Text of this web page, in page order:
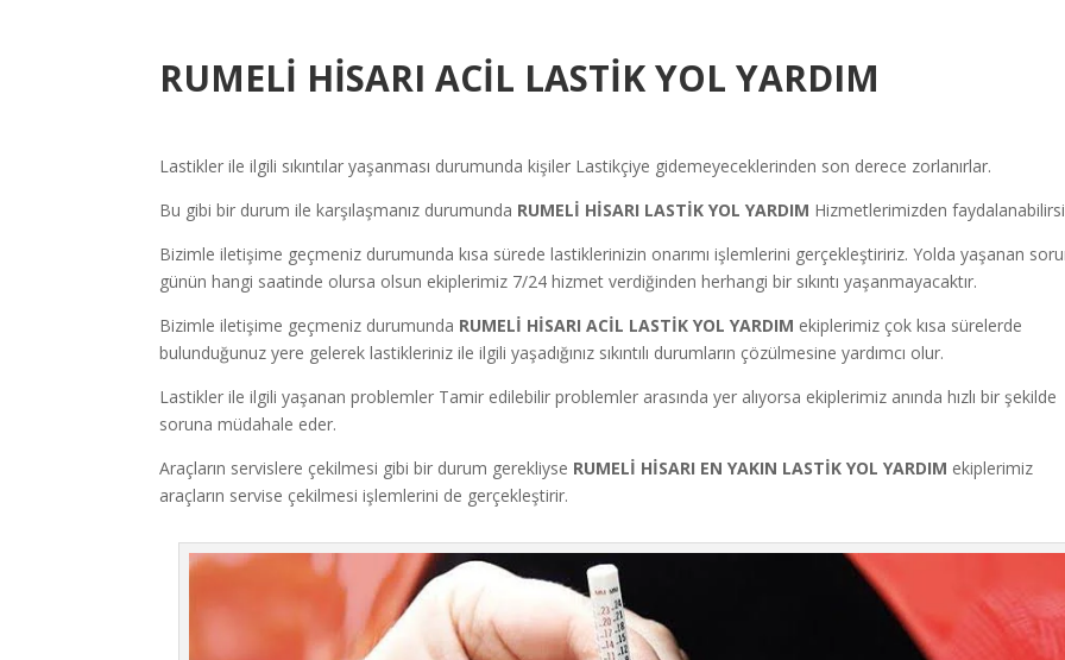
RUMELİ HİSARIACİL LASTİK YOL YARDIM
Lastikler ile ilgili sıkıntılar yaşanması durumunda kişiler Lastikçiye gidemeyeceklerinden son derece zorlanırlar.
Bu gibi bir durum ile karşılaşmanız durumunda RUMELİ HİSARI LASTİK YOL YARDIM Hizmetlerimizden
Bizimle iletişime geçmeniz durumunda kısa sürede lastiklerinizin onarımı işlemlerini gerçekleştiririz. Yolda yaşanan
günün hangi saatinde olursa olsun ekiplerimiz 7/24 hizmet verdiğinden herhangi bir sıkıntı yaşanmayacaktır.
Bizimle iletişime geçmeniz durumunda RUMELİ HİSARIACİL LASTİK YOL YARDIM ekiplerimiz çok kısa sürelerde
bulunduğunuz yere gelerek lastikleriniz ile ilgili yaşadığınız sıkıntılı durumların çözülmesine yardımcı olur.
Lastikler ile ilgili yaşanan problemler Tamir edilebilir problemler arasında yer alıyorsa ekiplerimiz anında hızlı bir şekilde
soruna müdahale eder.
Araçların servislere çekilmesi gibi bir durum gerekliyse RUMELİ HİSARI EN YAKIN LASTİK YOL YARDIM ekiplerimiz
araçların servise çekilmesi işlemlerini de gerçekleştirir.